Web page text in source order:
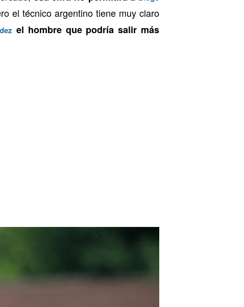
el técnico argentino tiene muy claro
el hombre que podría salir más